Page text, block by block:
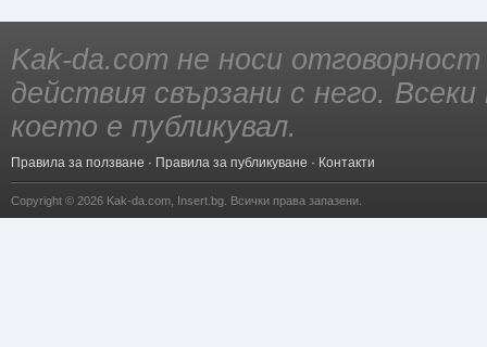
Kak-da.com не носи
действия свързани с него.
което е публикувал.
Правила за ползване · Правила за публикуване · Контакти
Copyright © 2026 Kak-da.com Insert.bg . Всички права запазени.